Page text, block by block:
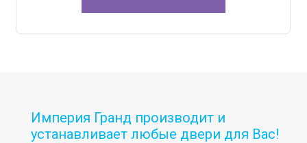
Империя Гранд производит и
устанавливает любые двери для Вас!